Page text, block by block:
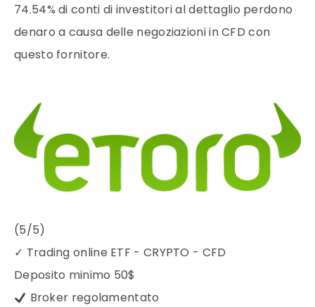
74.54% di conti di investitori al dettaglio perdono
denaro a causa delle negoziazioni in CFD con
questo fornitore.
(5/5)
✓ Trading online ETF - CRYPTO - CFD
Deposito minimo 50$
Broker regolamentato